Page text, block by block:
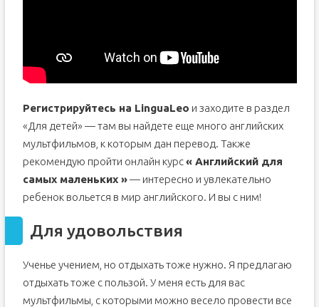
Регистрируйтесь на LinguaLeo и заходите в раздел
«Для детей» — там вы найдете еще много английских
мультфильмов, к которым дан перевод. Также
рекомендую пройти онлайн курс« Английский для
самых маленьких »— интересно и увлекательно
ребенок вольется в мир английского. И вы с ним!
Для удовольствия
Ученье учением, но отдыхать тоже нужно. Я предлагаю
отдыхать тоже с пользой. У меня есть для вас
мультфильмы, с которыми можно весело провести все